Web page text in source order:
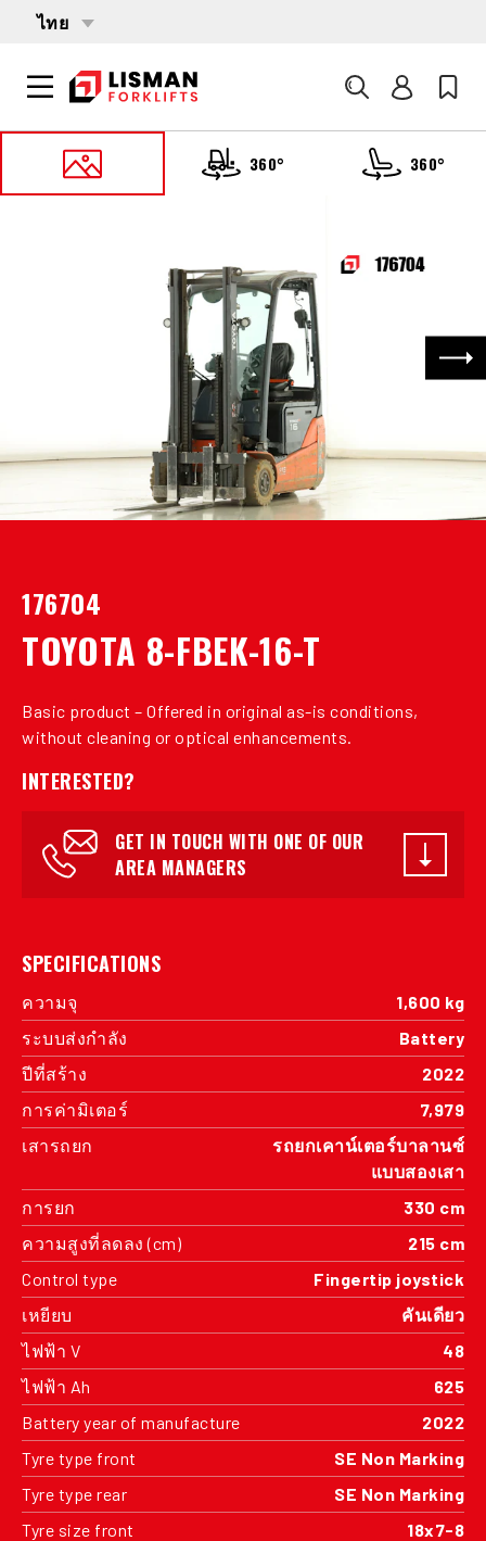
ไทย
ค้นหา
360° 360°
รถบรรทุกโฟล์คลิฟต์
176704 TOYOTA 8-FBEK-16-T
ถัด
176704
TOYOTA 8-FBEK-16-T
Basic product – Offered in original as-is conditions,
without cleaning or optical enhancements.
INTERESTED?
GET IN TOUCH WITH ONE OF OUR
AREA MANAGERS
SPECIFICATIONS
ความจุ
1,600 kg
ระบบส่งกำลัง
Battery
ปีที่สร้าง
2022
การค่ามิเตอร์
7,979
เสารถยก
รถยกเคาน์เตอร์บาลานซ์
แบบสองเสา
การยก
330 cm
ความสูงที่ลดลง (cm)
215 cm
Control type
Fingertip joystick
เหยียบ
คันเดียว
ไฟฟ้า V
48
ไฟฟ้า Ah
625
Battery year of manufacture
2022
Tyre type front
SE Non Marking
Tyre type rear
SE Non Marking
Tyre size front
18x7-8